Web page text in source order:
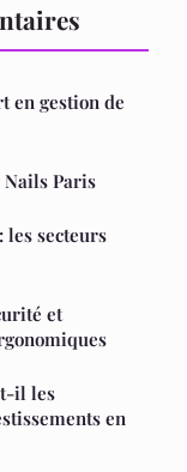
en gestion de
Nails Paris
les secteurs
et
t-il les
en